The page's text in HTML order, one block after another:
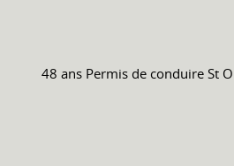
48 ans Permis de conduire St